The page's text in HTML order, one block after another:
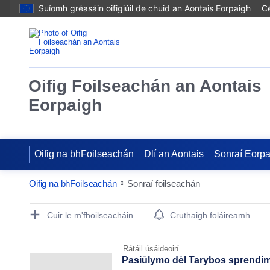
Suíomh gréasáin oifigiúil de chuid an Aontais Eorpaigh
Oifig Foilseachán an Aontais
Eorpaigh
Oifig na bhFoilseachán Dlí an Aontais Sonraí
Oifig na bhFoilseachán Sonraí foilseachán
Publication Detail Actions Portlet
Cuir le m'fhoilseacháin Cruthaigh foláireamh
Rátáil úsáideoirí
Pasiūlymo dėl Tarybos